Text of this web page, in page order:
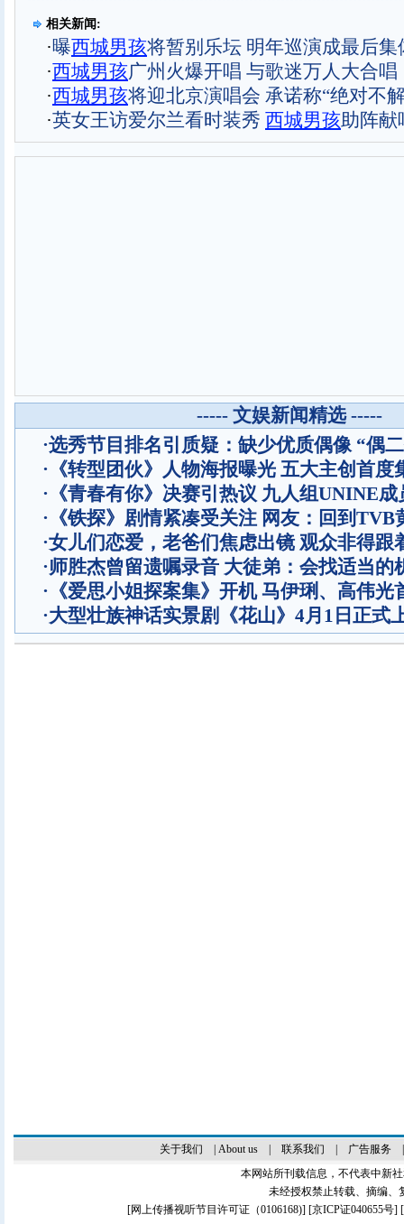
相关新闻:
·曝西城男孩将暂别乐坛 明年巡演成最后集
·西城男孩广州火爆开唱 与歌迷万人大合唱
·西城男孩将迎北京演唱会 承诺称“绝对不
·英女王访爱尔兰看时装秀 西城男孩助阵献
----- 文娱新闻精选 -----
·选秀节目排名引质疑：缺少优质偶像 “偶
· 《转型团伙》人物海报曝光 五大主创首度
· 《青春有你》决赛引热议 九人组UNINE成
· 《铁探》剧情紧凑受关注 网友：回到TVB
·女儿们恋爱，老爸们焦虑出镜 观众非得跟
·师胜杰曾留遗嘱录音 大徒弟：会找适当的
· 《爱思小姐探案集》开机 马伊琍、高伟光
·大型壮族神话实景剧《花山》4月1日正式
关于我们 About us| 联系我们 广告服务
本网站所刊载信息，不代表中新
未经授权禁止转载、摘编、
[网上传播视听节目许可证（0106168)] [京ICP证040655号]